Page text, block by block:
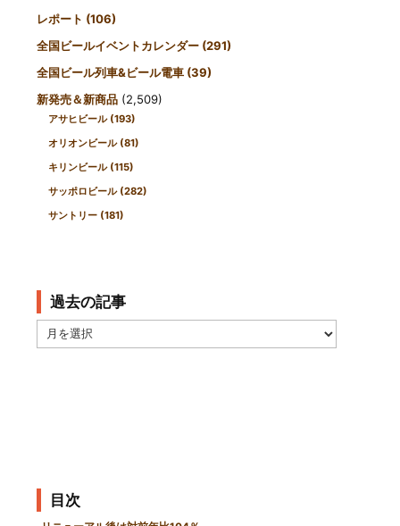
レポート (106)
全国ビールイベントカレンダー (291)
全国ビール列車&ビール電車 (39)
新発売＆新商品 (2,509)
アサヒビール (193)
オリオンビール (81)
キリンビール (115)
サッポロビール (282)
サントリー (181)
過去の記事
去
目次